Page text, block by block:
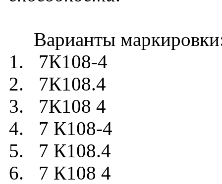
Варианты
1. 7К108-4
2. 7К108.4
3. 7К108 4
4. 7 К108-4
5. 7 К108.4
6. 7 К108 4